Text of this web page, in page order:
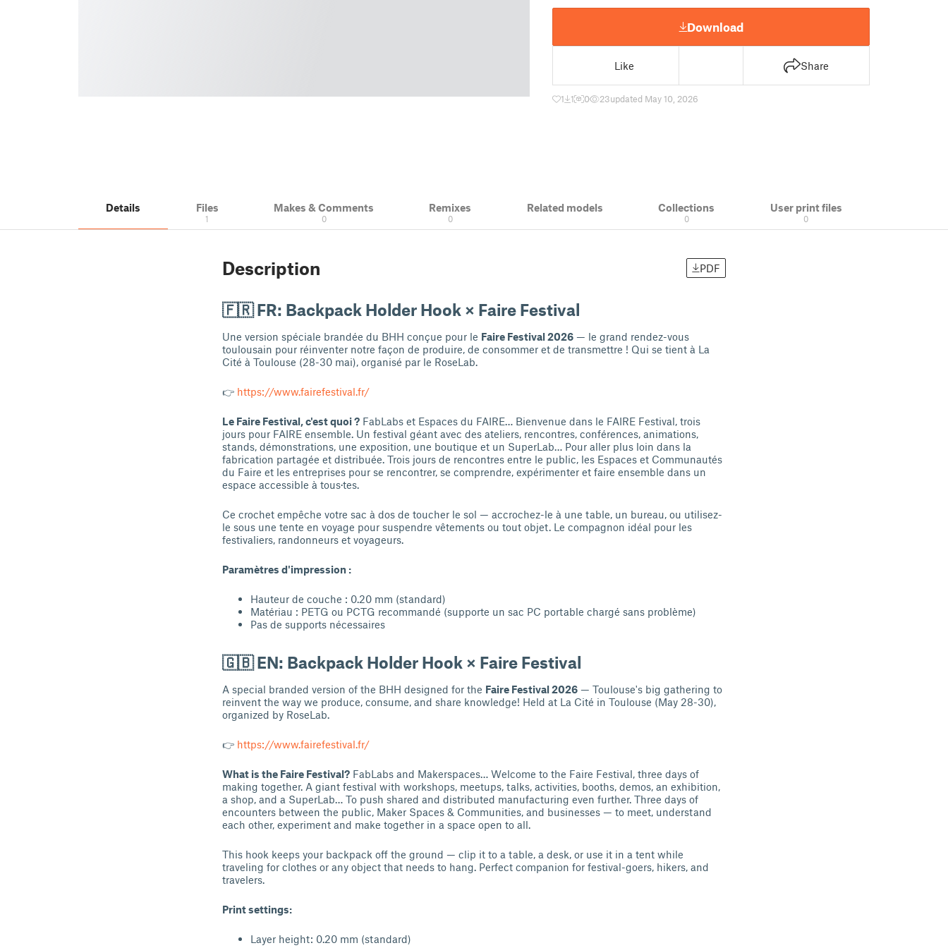
Download
Like Share
1 1 0 23updated May 10, 2026
Details Files
1
Makes & Comments
0
Remixes
0
Related models Collections
0
User print files
0
Description PDF
🇫🇷 FR: Backpack Holder Hook × Faire Festival
Une version spéciale brandée du BHH conçue pour le Faire Festival 2026 — le grand rendez-vous
toulousain pour réinventer notre façon de produire, de consommer et de transmettre ! Qui se tient à La
Cité à Toulouse (28-30 mai), organisé par le RoseLab.
👉 https://www.fairefestival.fr/
Le Faire Festival, c'est quoi ? FabLabs et Espaces du FAIRE… Bienvenue dans le FAIRE Festival, trois
jours pour FAIRE ensemble. Un festival géant avec des ateliers, rencontres, conférences, animations,
stands, démonstrations, une exposition, une boutique et un SuperLab… Pour aller plus loin dans la
fabrication partagée et distribuée. Trois jours de rencontres entre le public, les Espaces et Communautés
du Faire et les entreprises pour se rencontrer, se comprendre, expérimenter et faire ensemble dans un
espace accessible à tous·tes.
Ce crochet empêche votre sac à dos de toucher le sol — accrochez-le à une table, un bureau, ou utilisez-
le sous une tente en voyage pour suspendre vêtements ou tout objet. Le compagnon idéal pour les
festivaliers, randonneurs et voyageurs.
Paramètres d'impression :
Hauteur de couche : 0.20 mm (standard)
Matériau : PETG ou PCTG recommandé (supporte un sac PC portable chargé sans problème)
Pas de supports nécessaires
🇬🇧 EN: Backpack Holder Hook × Faire Festival
A special branded version of the BHH designed for the Faire Festival 2026 — Toulouse's big gathering to
reinvent the way we produce, consume, and share knowledge! Held at La Cité in Toulouse (May 28-30),
organized by RoseLab.
👉 https://www.fairefestival.fr/
What is the Faire Festival? FabLabs and Makerspaces… Welcome to the Faire Festival, three days of
making together. A giant festival with workshops, meetups, talks, activities, booths, demos, an exhibition,
a shop, and a SuperLab… To push shared and distributed manufacturing even further. Three days of
encounters between the public, Maker Spaces & Communities, and businesses — to meet, understand
each other, experiment and make together in a space open to all.
This hook keeps your backpack off the ground — clip it to a table, a desk, or use it in a tent while
traveling for clothes or any object that needs to hang. Perfect companion for festival-goers, hikers, and
travelers.
Print settings:
Layer height: 0.20 mm (standard)